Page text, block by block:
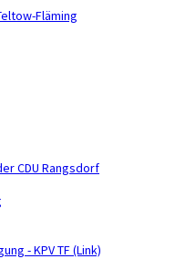
CDU Rangsdorf
- KPV TF (Link)